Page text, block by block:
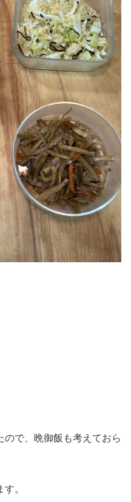
ので、晩御飯も考えておら
。